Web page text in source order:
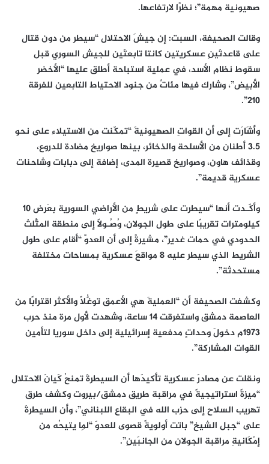
صهيونية مهمة”؛ نظرًا لارتفاعها.
وقالت الصحيفة، السبت: إن جيشَ الاحتلال “سيطر من دون قتال
على قاعدتَينِ عسكريتين كانتا تابعتَين للجيش السوري قبل
سقوط نظام الأسد، في عملية استباحة أطلق عليها “الأخضر
الأبيض”، وشارك فيها مئاتٌ من جنود الاحتياط التابعين للفرقة
210”.
وأشَارَت إلى أن القواتِ الصهيونيةَ “تمكّنت من الاستيلاء على نحو
3.5 أطنان من الأسلحة والذخائر، بينها صواريخ مضادة للدروع،
وقذائف هاون، وصواريخ قصيرة المدى، إضافة إلى دبابات وشاحنات
عسكرية قديمة”.
وأكّـدت أنها “سيطرت على شريطٍ من الأراضي السورية بعَرض 10
كيلومترات تقريبًا على طول الجولان، وُصُـولًا إلى منطقة المثَّلث
الحدودي في حمات غدير”، مشيرةً إلى أن العدوَّ “أقام على طول
الشريط الذي سيطر عليه 8 مواقعَ عسكرية بمساحات مختلفة
مستحدثة”.
وكشفت الصحيفة أن “العمليةَ هي الأعمق توغُّلًا والأكثر اقترابًا من
العاصمة دمشق واستغرقت 14 ساعة، وشهدت لأول مرة منذ حرب
1973م دخولَ وحداتٍ مدفعية إسرائيلية إلى داخل سوريا لتأمين
القوات المشاركة”.
ونقلت عن مصادرَ عسكرية تأكيدَها أن السيطرةَ تمنحُ كَيانَ الاحتلال
“ميزةً استراتيجيةً في مراقبة طريق دمشق/بيروت وكشف طرق
تهريب السلاح إلى حزب الله في البقاع اللبناني”، وأن السيطرةَ
على “جبل الشيخ” باتت أولويةً قصوى للعدوّ “لِما يتيحُه من
إمْكَانيةِ مراقبة الجولان من الجانبَينِ”.